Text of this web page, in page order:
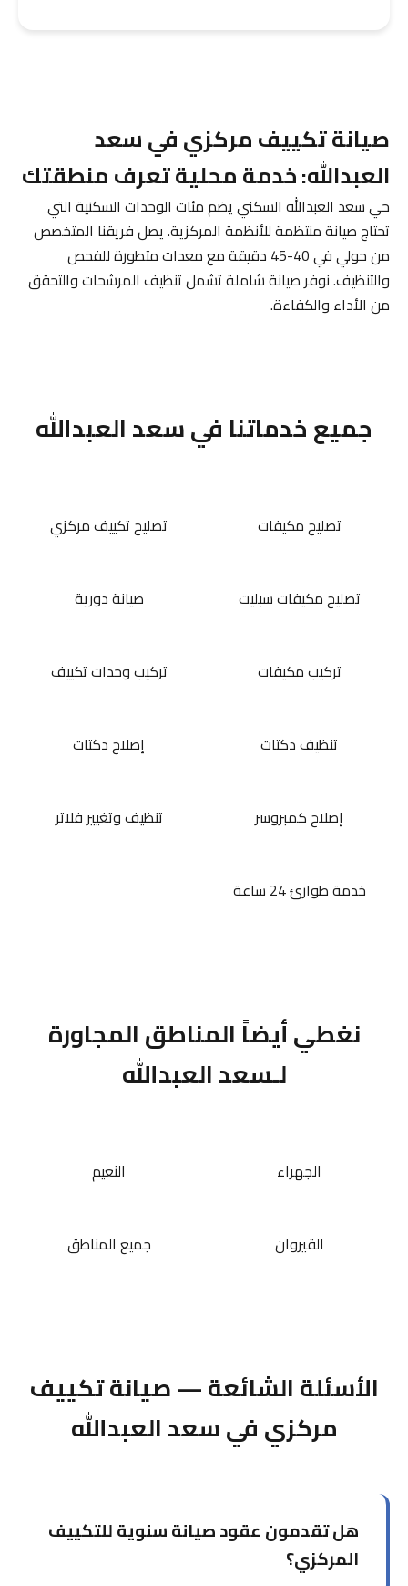
صيانة تكييف مركزي في سعد
العبدالله: خدمة محلية تعرف منطقتك
حي سعد العبدالله السكني يضم مئات الوحدات السكنية التي
تحتاج صيانة منتظمة للأنظمة المركزية. يصل فريقنا المتخصص
من حولي في 40-45 دقيقة مع معدات متطورة للفحص
والتنظيف. نوفر صيانة شاملة تشمل تنظيف المرشحات والتحقق
من الأداء والكفاءة.
جميع خدماتنا في سعد العبدالله
تصليح مكيفات تصليح تكييف مركزي
تصليح مكيفات سبليت صيانة دورية
تركيب مكيفات تركيب وحدات تكييف
تنظيف دكتات إصلاح دكتات
إصلاح كمبروسر تنظيف وتغيير فلاتر
خدمة طوارئ 24 ساعة
نغطي أيضاً المناطق المجاورة
لـسعد العبدالله
الجهراء النعيم
القيروان جميع المناطق
الأسئلة الشائعة — صيانة تكييف
مركزي في سعد العبدالله
هل تقدمون عقود صيانة سنوية للتكييف
المركزي؟